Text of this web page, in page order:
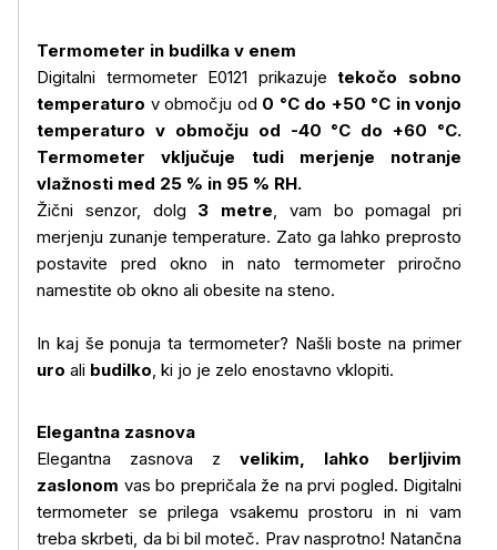
Termometer in budilka v enem
Digitalni termometer E0121 prikazujetekočo sobno
temperaturo v območju od 0 °C do +50 °C in vonjo
temperaturo v območju od -40 °C do +60 °C.
Termometer vključuje tudi merjenje notranje
vlažnosti med 25 % in 95 % RH.
Žični senzor, dolg 3 metre, vam bo pomagal pri
merjenju zunanje temperature. Zato ga lahko preprosto
postavite pred okno in nato termometer priročno
namestite ob okno ali obesite na steno.
In kaj še ponuja ta termometer? Našli boste na primer
uro ali budilko, ki jo je zelo enostavno vklopiti.
Elegantna zasnova
Elegantna zasnova z velikim, lahko berljivim
zaslonom vas bo prepričala že na prvi pogled. Digitalni
termometer se prilega vsakemu prostoru in ni vam
treba skrbeti, da bi bil moteč. Prav nasprotno! Natančna